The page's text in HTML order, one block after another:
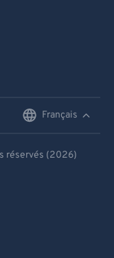
Français
réservés (2026)